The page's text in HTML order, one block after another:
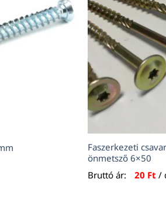
Faszerkezeti
önmetsző 6×50
Bruttó ár:
20 Ft /